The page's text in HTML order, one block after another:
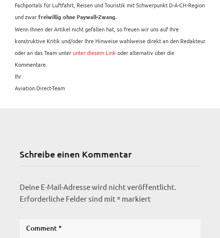
Fachportals für Luftfahrt, Reisen und Touristik mit Schwerpunkt D-A-CH-Region
und zwar freiwillig ohne Paywall-Zwang.
Wenn Ihnen der Artikel nicht gefallen hat, so freuen wir uns auf Ihre
konstruktive Kritik und/oder Ihre Hinweise wahlweise direkt an den Redakteur
oder an das Team unterunter diesem Link oder alternativ über die
Kommentare.
Ihr
Aviation.Direct-Team
Schreibe einen Kommentar
Deine E-Mail-Adresse wird nicht veröffentlicht.
Erforderliche Felder sind mit* markiert